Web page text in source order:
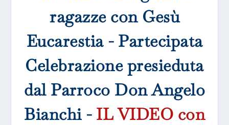
ragazze con Gesù
Eucarestia - Partecipata
Celebrazione presieduta
dal Parroco Don Angelo
Bianchi - IL VIDEO con